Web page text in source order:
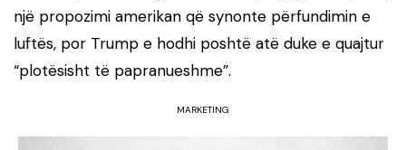
një propozimi amerikan që synonte përfundimin e
luftës, por Trump e hodhi poshtë atë duke e quajtur
“plotësisht të papranueshme”.
MARKETING